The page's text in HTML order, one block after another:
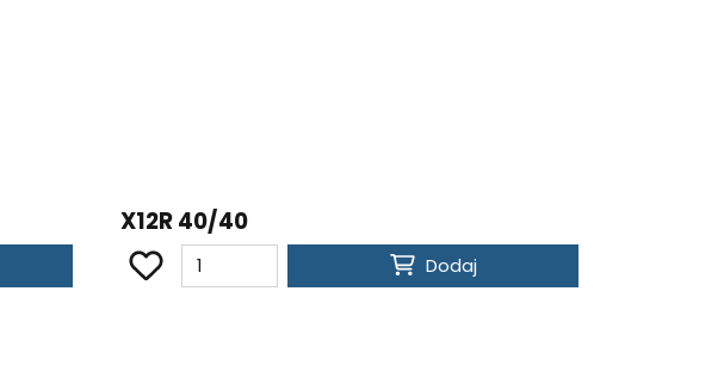
X12R 40/40
Dodaj